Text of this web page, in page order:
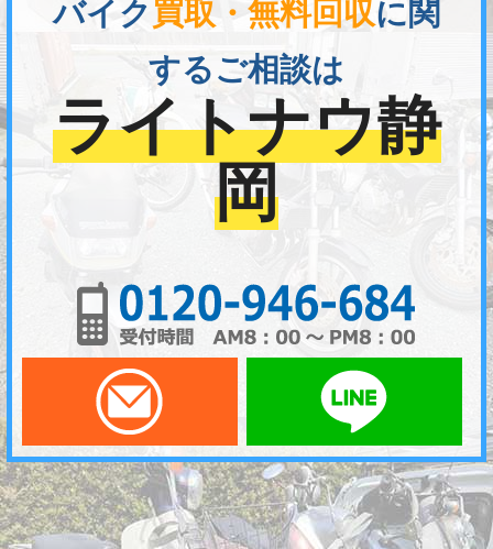
バイク 買取・無料回収に関
するご相談は
ライトナウ静
岡
メールでお問い合わせ